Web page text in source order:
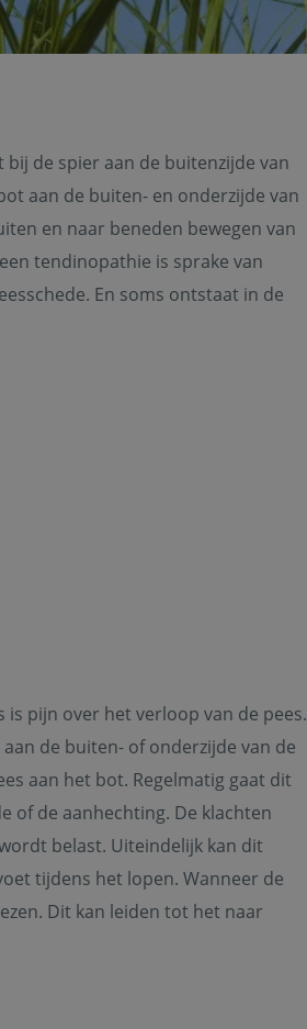
de spier aan de buitenzijde van
aan de buiten- en onderzijde van
en naar beneden bewegen van
tendinopathie is sprake van
En soms ontstaat in de
pijn over het verloop van de pees.
de buiten- of onderzijde van de
aan het bot. Regelmatig gaat dit
of de aanhechting. De klachten
belast. Uiteindelijk kan dit
tijdens het lopen. Wanneer de
Dit kan leiden tot het naar